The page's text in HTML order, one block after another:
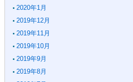
2020年1月
2019年12月
2019年11月
2019年10月
2019年9月
2019年8月